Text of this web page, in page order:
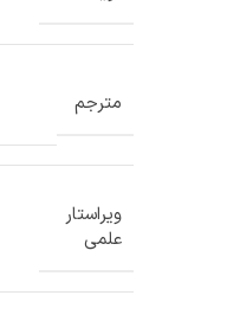
مترجم
ویراستار
علمی